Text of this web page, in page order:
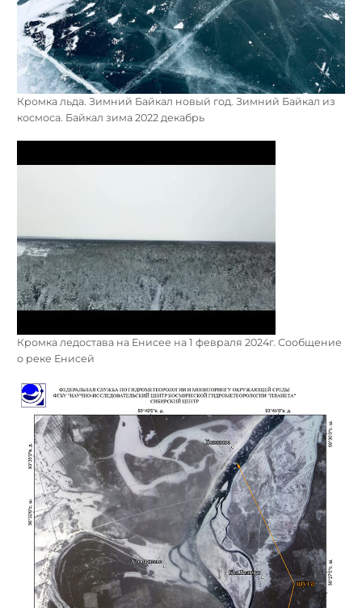
Кромка льда. Зимний Байкал новый год. Зимний Байкал из
космоса. Байкал зима 2022 декабрь
Кромка ледостава на Енисее на 1 февраля 2024г. Сообщение
о реке Енисей